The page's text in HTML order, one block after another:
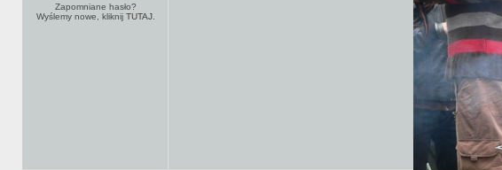
Zapomniane hasło?
Wyślemy nowe, kliknij TUTAJ.